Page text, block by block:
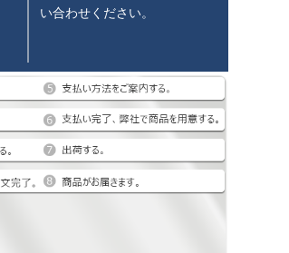
い合わせください。